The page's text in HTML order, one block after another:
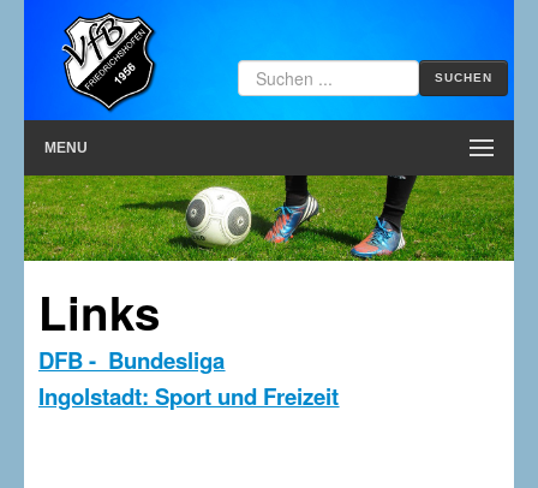
SUCHEN
MENU
Links
DFB - Bundesliga
Ingolstadt: Sport und Freizeit